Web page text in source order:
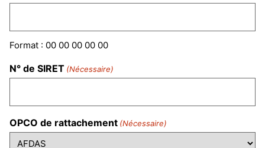
Format : 00 00 00 00 00
N° de SIRET (Nécessaire)
OPCO de rattachement (Nécessaire)